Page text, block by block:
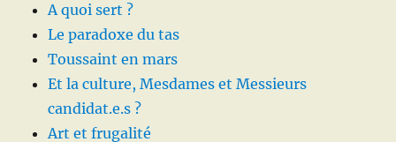
A quoi sert ?
Le paradoxe du tas
Toussaint en mars
Et la culture, Mesdames et Messieurs
candidat.e.s ?
Art et frugalité